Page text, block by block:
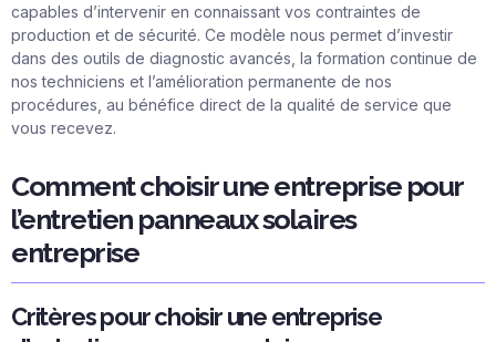
capables d’intervenir en connaissant vos contraintes de
production et de sécurité. Ce modèle nous permet d’investir
dans des outils de diagnostic avancés, la formation continue de
nos techniciens et l’amélioration permanente de nos
procédures, au bénéfice direct de la qualité de service que
vous recevez.
Comment choisir une entreprise pour
l’entretien panneaux solaires
entreprise
Critères pour choisir une entreprise